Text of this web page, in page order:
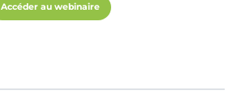
Accéder au webinaire